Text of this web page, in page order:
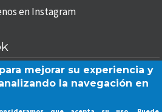
en Instagram
mejorar su experiencia y
la navegación en